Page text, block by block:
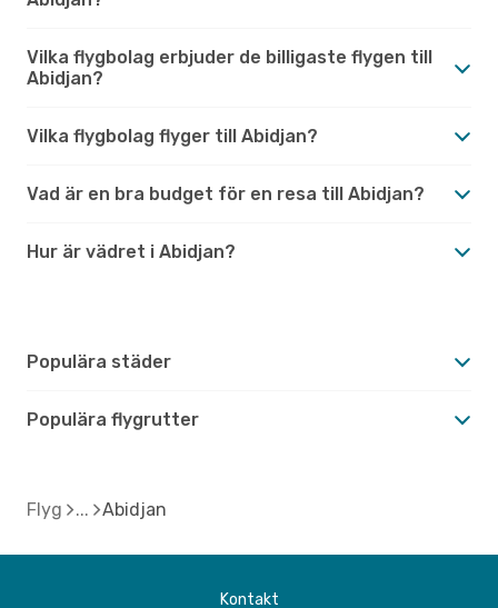
Vilka flygbolag erbjuder de billigaste flygen till
Abidjan?
Vilka flygbolag flyger till Abidjan?
Vad är en bra budget för en resa till Abidjan?
Hur är vädret i Abidjan?
Populära städer
Populära flygrutter
Flyg Abidjan
Kontakt